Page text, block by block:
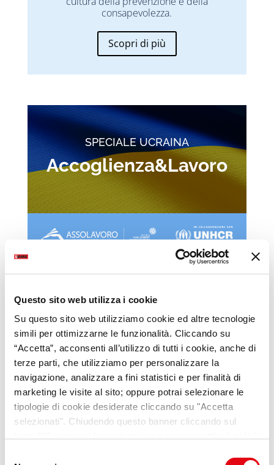
Questo sito web utilizza i cookie
Su questo sito web utilizziamo cookie ed altre tecnologie
simili per ottimizzarne le funzionalità. Cliccando su
“Accetta”, acconsenti all’utilizzo di tutti i cookie, anche di
terze parti, che utilizziamo per personalizzare la
navigazione, analizzare a fini statistici e per finalità di
marketing le visite al sito; oppure potrai selezionare le
tipologie di cookie desiderate cliccando su "Accetta
selezionati". Chiudendo questo banner cliccando sul
consapevolezza.
Scopri di più
SPECIALE UCRAINA
Accoglienza&Lavoro